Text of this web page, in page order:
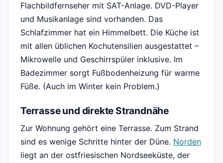
Flachbildfernseher mit SAT-Anlage. DVD-Player
und Musikanlage sind vorhanden. Das
Schlafzimmer hat ein Himmelbett. Die Küche ist
mit allen üblichen Kochutensilien ausgestattet –
Mikrowelle und Geschirrspüler inklusive. Im
Badezimmer sorgt Fußbodenheizung für warme
Füße. (Auch im Winter kein Problem.)
Terrasse und direkte Strandnähe
Zur Wohnung gehört eine Terrasse. Zum Strand
sind es wenige Schritte hinter der Düne. Norden
liegt an der ostfriesischen Nordseeküste, der